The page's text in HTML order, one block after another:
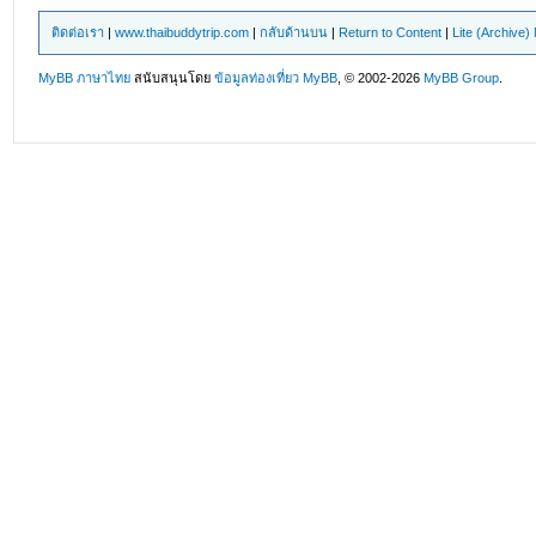
ติดต่อเรา |www.thaibuddytrip.com |กลับด้านบน | Return to Content | Lite (Archive)
MyBB ภาษาไทย สนับสนุนโดยข้อมูลท่องเที่ยว MyBB , © 2002-2026MyBB Group